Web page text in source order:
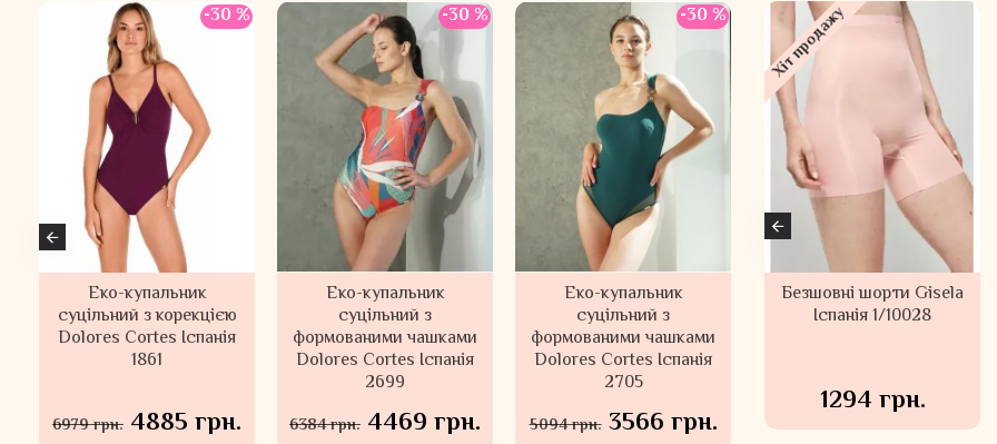
-30 %
Еко-купальник
суцільний з корекцією
Dolores Cortes Іспанія
1861
6979 грн. 4885 грн.
-30 %
Еко-купальник
суцільний з
формованими чашками
Dolores Cortes Іспанія
2699
6384 грн. 4469 грн.
-30 %
Еко-купальник
суцільний з
формованими чашками
Dolores Cortes Іспанія
2705
5094 грн. 3566 грн.
Безшовні високі
трусики танга Gisela
Іспанія 1/0231
Безшовні трусики
високі сліпи Gisela
Іспанія 1/10027
Безшовні трусики танга
Gisela Іспанія 1/10023
Хіт продажу
Безшовні шорти Gisela
Іспанія 1/10028
1294 грн.